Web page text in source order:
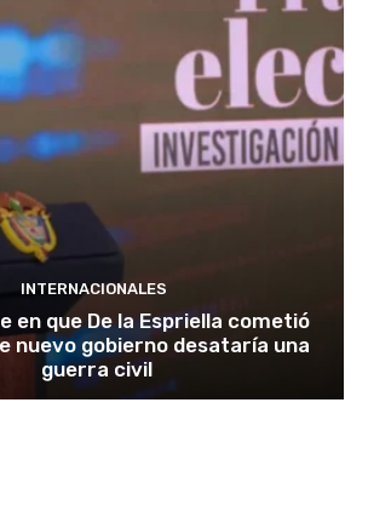
INTERNACIONALES
en que De la Espriella cometió
nuevo gobierno desataría una
guerra civil